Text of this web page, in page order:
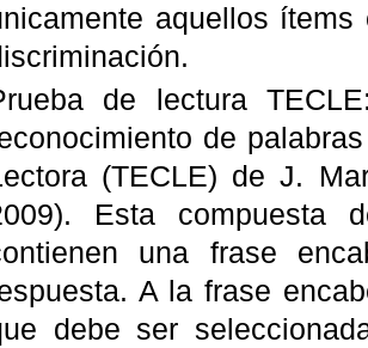
aquellos
de lectura
de
(TECLE) de J.
Esta
una frase
A la frase
debe ser